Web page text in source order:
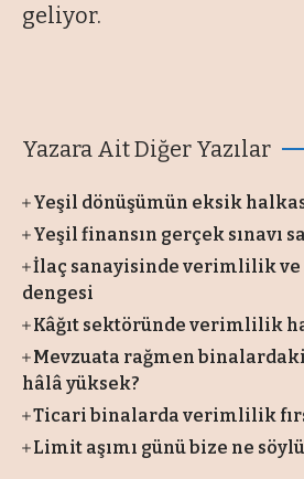
geliyor.
Yazara Ait Diğer Yazılar
Yeşil dönüşümün eksik
Yeşil finansın gerçek sınavı
İlaç sanayisinde verimlilik
dengesi
Kâğıt sektöründe verimlilik
Mevzuata rağmen
hâlâ yüksek?
Ticari binalarda verimlilik
Limit aşımı günü bize ne